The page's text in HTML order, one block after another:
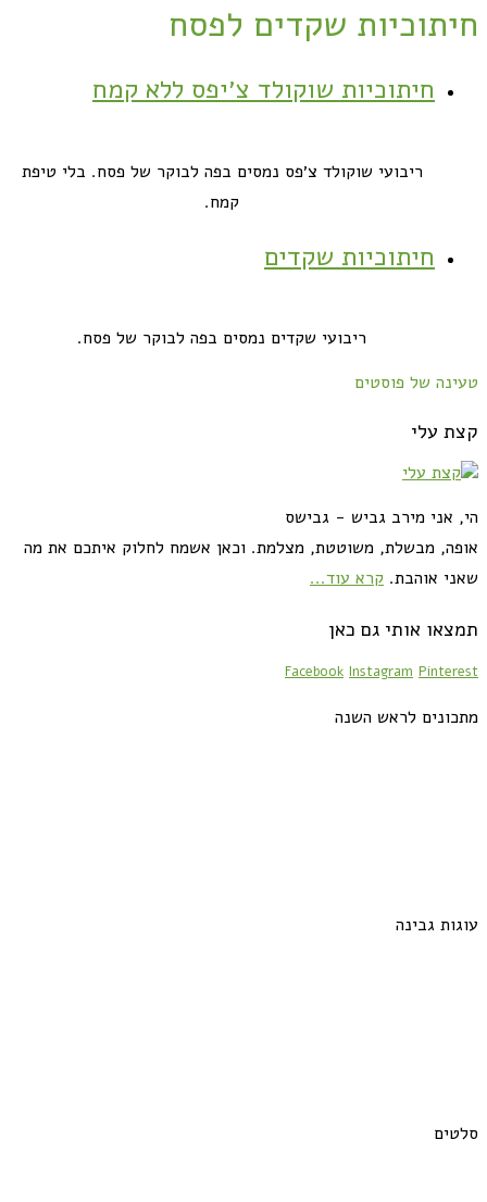
חיתוכיות שקדים לפסח
חיתוכיות שוקולד צ׳יפס ללא קמח
ריבועי שוקולד צ׳פס נמסים בפה לבוקר של פסח. בלי טיפת
קמח.
חיתוכיות שקדים
ריבועי שקדים נמסים בפה לבוקר של פסח.
טעינה של פוסטים
קצת עלי
הי, אני מירב גביש - גבישס
אופה, מבשלת, משוטטת, מצלמת. וכאן אשמח לחלוק איתכם את מה
שאני אוהבת. קרא עוד...
תמצאו אותי גם כאן
Facebook Instagram Pinterest
מתכונים לראש השנה
עוגות גבינה
סלטים